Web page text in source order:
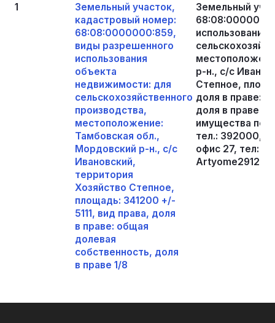
1
Земельный участок,
кадастровый номер:
68:08:0000000:859,
виды разрешенного
использования
объекта
недвижимости: для
сельскохозяйственного
производства,
местоположение:
Тамбовская обл.,
Мордовский р-н., с/с
Ивановский,
территория
Хозяйство Степное,
площадь: 341200 +/-
5111, вид права, доля
в праве: общая
долевая
собственность, доля
в праве 1/8
Земельный
р-н., с/с
Степное,
доля в праве:
доля в праве 1/
имущества по
тел.: 392000,
офис 27, тел: